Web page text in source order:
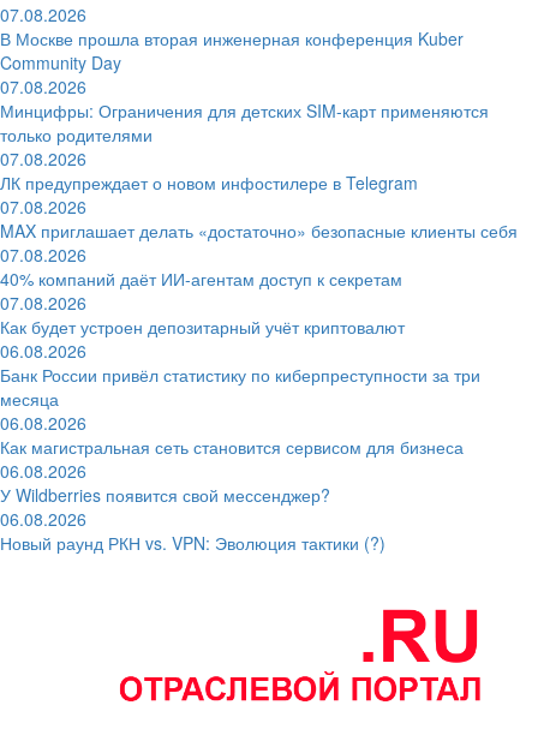
07.08.2026
В Москве прошла вторая инженерная конференция Kuber
Community Day
07.08.2026
Минцифры: Ограничения для детских SIM-карт применяются
только родителями
07.08.2026
ЛК предупреждает о новом инфостилере в Telegram
07.08.2026
MAX приглашает делать «достаточно» безопасные клиенты себя
07.08.2026
40% компаний даёт ИИ‑агентам доступ к секретам
07.08.2026
Как будет устроен депозитарный учёт криптовалют
06.08.2026
Банк России привёл статистику по киберпреступности за три
месяца
06.08.2026
Как магистральная сеть становится сервисом для бизнеса
06.08.2026
У Wildberries появится свой мессенджер?
06.08.2026
Новый раунд РКН vs. VPN: Эволюция тактики (?)